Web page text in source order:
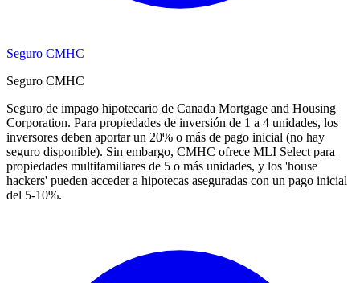
Seguro CMHC
Seguro CMHC
Seguro de impago hipotecario de Canada Mortgage and Housing
Corporation. Para propiedades de inversión de 1 a 4 unidades, los
inversores deben aportar un 20% o más de pago inicial (no hay
seguro disponible). Sin embargo, CMHC ofrece MLI Select para
propiedades multifamiliares de 5 o más unidades, y los 'house
hackers' pueden acceder a hipotecas aseguradas con un pago inicial
del 5-10%.